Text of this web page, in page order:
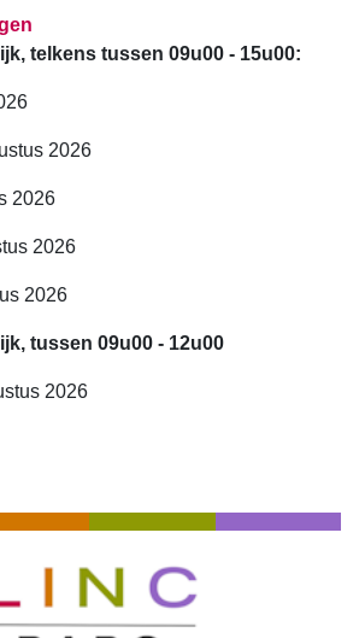
telkens tussen 09u00 - 15u00:
2026
2026
2026
2026
tussen 09u00 - 12u00
2026